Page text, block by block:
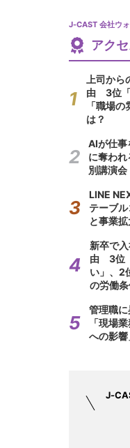
J-CAST 会社ウ
アク
上司か
由 3位「
「職場
は？
AIが仕事
に奪わ
別講演会
LINE
テーブ
と事業
新卒で
由 3位
い」、2
の労働
管理職
「現場
への影響
J-